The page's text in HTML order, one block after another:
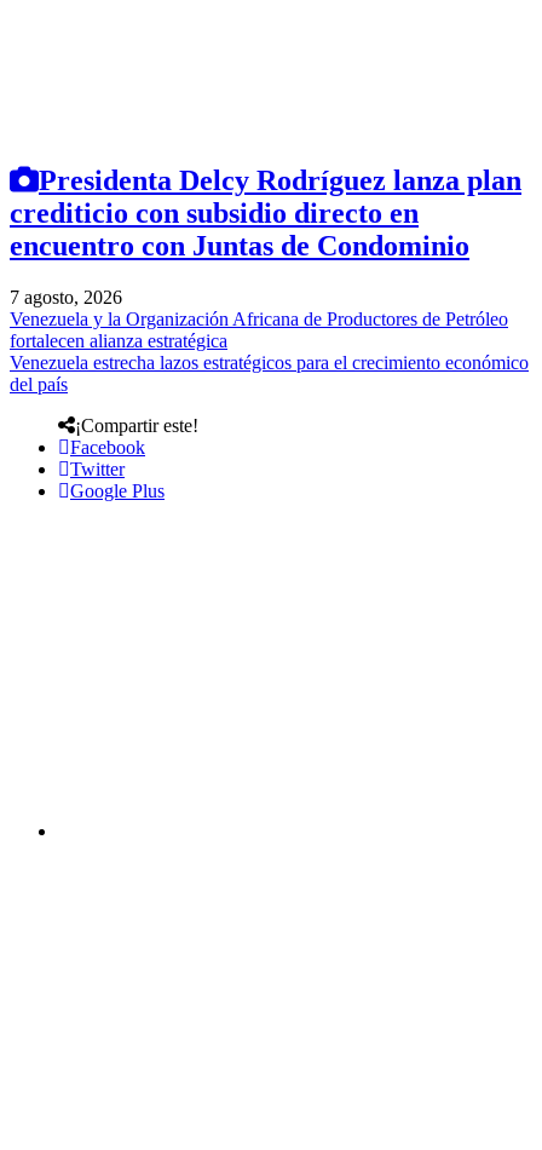
Presidenta Delcy Rodríguez lanza plan
crediticio con subsidio directo en
encuentro con Juntas de Condominio
7 agosto, 2026
Venezuela y la Organización Africana de Productores de Petróleo
fortalecen alianza estratégica
Venezuela estrecha lazos estratégicos para el crecimiento económico
del país
¡Compartir este!
Facebook
Twitter
Google Plus